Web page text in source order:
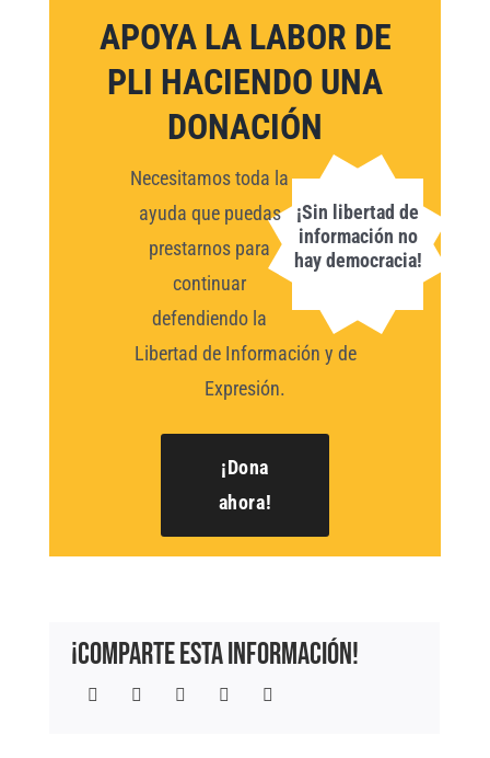
APOYA LA LABOR DE
PLI HACIENDO UNA
DONACIÓN
¡Sin libertad de
información no
hay democracia!
Necesitamos toda la
ayuda que puedas
prestarnos para
continuar
defendiendo la
Libertad de Información y de
Expresión.
¡Dona
ahora!
¡Comparte esta información!
FacebookTwitter LinkedInWhatsApp